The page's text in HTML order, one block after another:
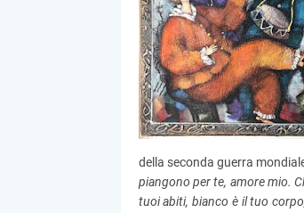
della seconda guerra
piangono per te, amore mio.
tuoi abiti, bianco è il tuo